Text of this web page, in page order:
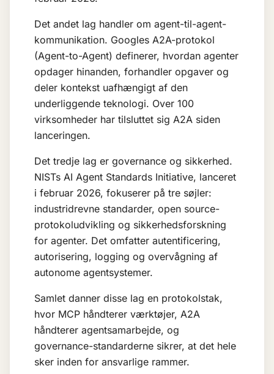
Det andet lag handler om agent-til-agent-
kommunikation. Googles A2A-protokol
(Agent-to-Agent) definerer, hvordan agenter
opdager hinanden, forhandler opgaver og
deler kontekst uafhængigt af den
underliggende teknologi. Over 100
virksomheder har tilsluttet sig A2A siden
lanceringen.
Det tredje lag er governance og sikkerhed.
NISTs AI Agent Standards Initiative, lanceret
i februar 2026, fokuserer på tre søjler:
industridrevne standarder, open source-
protokoludvikling og sikkerhedsforskning
for agenter. Det omfatter autentificering,
autorisering, logging og overvågning af
autonome agentsystemer.
Samlet danner disse lag en protokolstak,
hvor MCP håndterer værktøjer, A2A
håndterer agentsamarbejde, og
governance-standarderne sikrer, at det hele
sker inden for ansvarlige rammer.